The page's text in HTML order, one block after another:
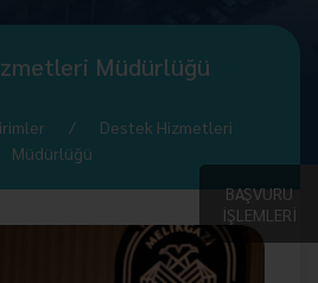
BAŞVURU
İŞLEMLERİ
Müdürlüğü
Destek Hizmetleri
Müdürlüğü